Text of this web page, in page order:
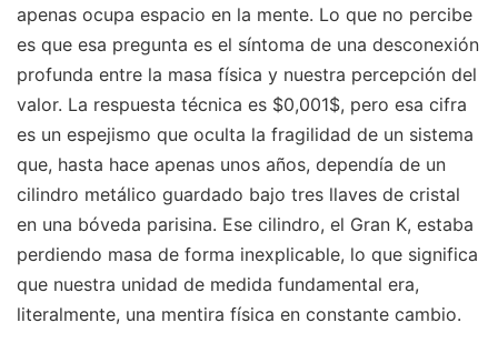
apenas ocupa espacio en la mente. Lo que no percibe
es que esa pregunta es el síntoma de una desconexión
profunda entre la masa física y nuestra percepción del
valor. La respuesta técnica es $0,001$, pero esa cifra
es un espejismo que oculta la fragilidad de un sistema
que, hasta hace apenas unos años, dependía de un
cilindro metálico guardado bajo tres llaves de cristal
en una bóveda parisina. Ese cilindro, el Gran K, estaba
perdiendo masa de forma inexplicable, lo que significa
que nuestra unidad de medida fundamental era,
literalmente, una mentira física en constante cambio.